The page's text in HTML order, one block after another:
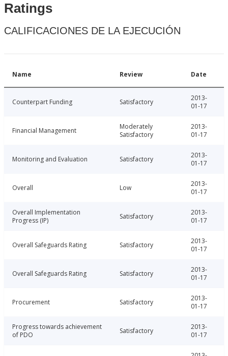
Ratings
CALIFICACIONES DE LA EJECUCIÓN
Name Review Date
Counterpart Funding Satisfactory
2013-
01-17
Financial Management
Moderately
Satisfactory
2013-
01-17
Monitoring and Evaluation Satisfactory
2013-
01-17
Overall Low
2013-
01-17
Overall Implementation
Progress (IP)
Satisfactory
2013-
01-17
Overall Safeguards Rating Satisfactory
2013-
01-17
Overall Safeguards Rating Satisfactory
2013-
01-17
Procurement Satisfactory
2013-
01-17
Progress towards achievement
of PDO
Satisfactory
2013-
01-17